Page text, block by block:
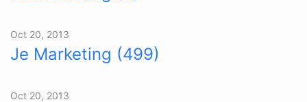
Oct 20, 2013
Je Marketing (499)
Oct 20, 2013